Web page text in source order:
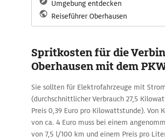
Umgebung entdecken
Reiseführer Oberhausen
Spritkosten für die
Oberhausen mit dem
Sie sollten für Elektrofahrzeuge mit
(durchschnittlicher Verbrauch 27,5
Preis 0,39 Euro pro Kilowattstunde). Von
von ca. 4 Euro muss bei einem
von 7,5 l/100 km und einem Preis pro